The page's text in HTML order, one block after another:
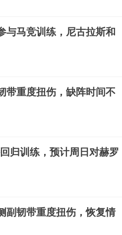
与马竞训练，尼古拉斯和
带重度扭伤，缺阵时间不
归训练，预计周日对赫罗
副韧带重度扭伤，恢复情